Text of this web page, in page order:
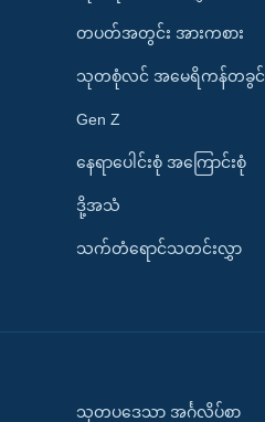
တပတ်အတွင်း အားကစား
သုတစုံလင် အမေရိကန်တခွင်
Gen Z
နေရာပေါင်းစုံ အကြောင်းစုံ
ဒို့အသံ
သက်တံရောင်သတင်းလွှာ
သုတပဒေသာ အင်္ဂလိပ်စာ